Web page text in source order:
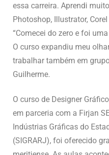
essa carreira. Aprendi
Photoshop, Illustrator,
“Comecei do zero e foi
O curso expandiu meu
trabalhar também em
Guilherme.
O curso de Designer
em parceria com a Firjan
Indústrias Gráficas do
(SIGRARJ), foi oferecido